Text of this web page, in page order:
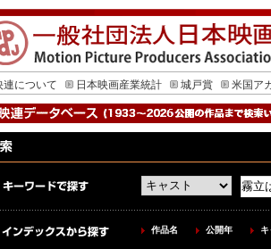
連について 日本映画産業統計 城戸賞 米国ア
作品名 公開年